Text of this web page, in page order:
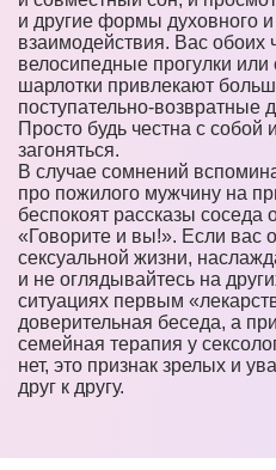
и другие формы духовного
взаимодействия. Вас обоих
велосипедные прогулки
шарлотки привлекают
поступательно-
Просто будь честна с собой
загоняться.
В случае сомнений
про пожилого мужчину на
беспокоят рассказы соседа
«Говорите и вы!». Если вас
сексуальной жизни,
и не оглядывайтесь на
ситуациях первым
доверительная беседа, а
семейная терапия у
нет, это признак зрелых и
друг к другу.